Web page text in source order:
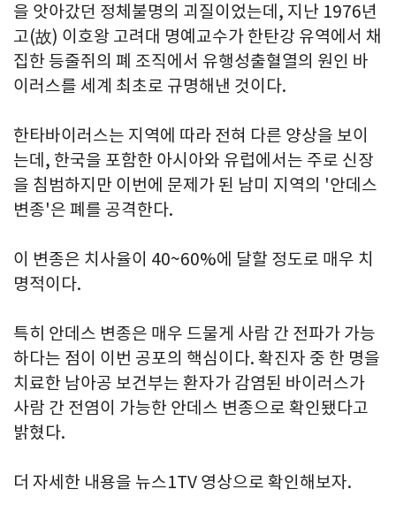
을 앗아갔던 정체불명의 괴질이었는데, 지난 1976년
고(故) 이호왕 고려대 명예교수가 한탄강 유역에서 채
집한 등줄쥐의 폐 조직에서 유행성출혈열의 원인 바
이러스를 세계 최초로 규명해낸 것이다.
한타바이러스는 지역에 따라 전혀 다른 양상을 보이
는데, 한국을 포함한 아시아와 유럽에서는 주로 신장
을 침범하지만 이번에 문제가 된 남미 지역의 '안데스
변종'은 폐를 공격한다.
이 변종은 치사율이 40~60%에 달할 정도로 매우 치
명적이다.
특히 안데스 변종은 매우 드물게 사람 간 전파가 가능
하다는 점이 이번 공포의 핵심이다. 확진자 중 한 명을
치료한 남아공 보건부는 환자가 감염된 바이러스가
사람 간 전염이 가능한 안데스 변종으로 확인됐다고
밝혔다.
더 자세한 내용을 뉴스1TV 영상으로 확인해보자.